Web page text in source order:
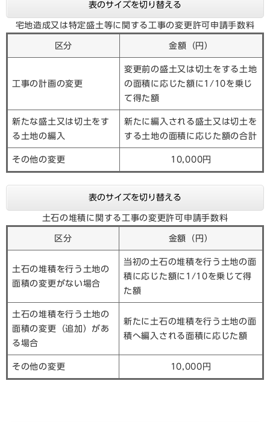
表のサイズを切り替える
宅地造成又は特定盛土等に関する工事の変更許可申請手数料
区分 金額（円）
工事の計画の変更
変更前の盛土又は切土をする土地
の面積に応じた額に1/10を乗じ
て得た額
新たな盛土又は切土をす
る土地の編入
新たに編入される盛土又は切土を
する土地の面積に応じた額の合計
その他の変更 10,000円
表のサイズを切り替える
土石の堆積に関する工事の変更許可申請手数料
区分 金額（円）
土石の堆積を行う土地の
面積の変更がない場合
当初の土石の堆積を行う土地の面
積に応じた額に1/10を乗じて得
た額
土石の堆積を行う土地の
面積の変更（追加）があ
る場合
新たに土石の堆積を行う土地の面
積へ編入される面積に応じた額
その他の変更 10,000円